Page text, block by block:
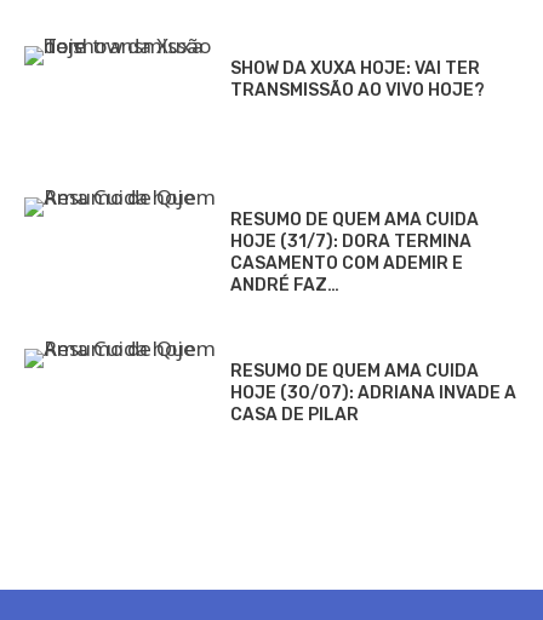
SHOW DA XUXA HOJE: VAI TER
TRANSMISSÃO AO VIVO HOJE?
RESUMO DE QUEM AMA CUIDA
HOJE (31/7): DORA TERMINA
CASAMENTO COM ADEMIR E
ANDRÉ FAZ…
RESUMO DE QUEM AMA CUIDA
HOJE (30/07): ADRIANA INVADE A
CASA DE PILAR